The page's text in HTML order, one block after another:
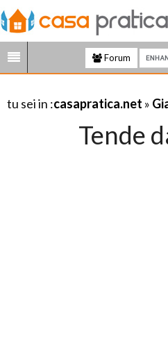
Forum
tu sei in :casapratica.net »
Tende